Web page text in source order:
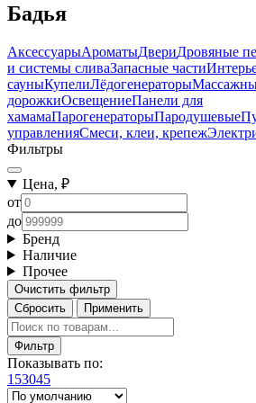
Бадья
АксессуарыАроматыДвериДровяные
и системы сливаЗапасные части
сауныКупелиЛёдогенераторы
дорожкиОсвещениеПанели для
хамамаПарогенераторыПародушевые
управленияСмеси, клеи, крепеж
Фильтры
Цена, ₽
от
до
Бренд
Наличие
Прочее
Очистить фильтр
Сбросить
Применить
Фильтр
Показывать по:
153045